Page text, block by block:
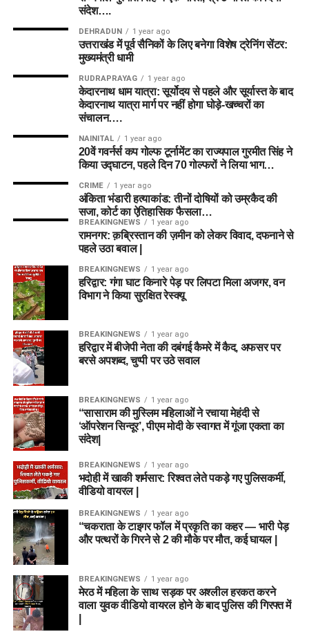
संदेश….
DEHRADUN 1 year ago
उत्तराखंड में पूर्व सैनिकों के लिए बनेगा विशेष ट्रेनिंग सेंटर:
मुख्यमंत्री धामी
RUDRAPRAYAG 1 year ago
केदारनाथ धाम यात्रा: सूर्योदय से पहले और सूर्यास्त के बाद
केदारनाथ यात्रा मार्ग पर नहीं होगा घोड़े-खच्चरों का
संचालन….
NAINITAL 1 year ago
20वें गवर्नर्स कप गोल्फ टूर्नामेंट का राज्यपाल गुरमीत सिंह ने
किया उद्घाटन, पहले दिन 70 गोल्फरों ने लिया भाग…
CRIME 1 year ago
अंकिता भंडारी हत्याकांड: तीनों दोषियों को उम्रकैद की
सजा, कोर्ट का ऐतिहासिक फैसला…
BREAKINGNEWS 1 year ago
रामनगर: क़ब्रिस्तान की ज़मीन को लेकर विवाद, दफनाने से
पहले उठा बवाल |
BREAKINGNEWS 1 year ago
हरिद्वार: गंगा घाट किनारे पेड़ पर लिपटा मिला अजगर, वन
विभाग ने किया सुरक्षित रेस्क्यू
BREAKINGNEWS 1 year ago
हरिद्वार में बीजेपी नेता की दबंगई कैमरे में कैद, अफसर पर
बरसे अपशब्द, चुप्पी पर उठे सवाल
BREAKINGNEWS 1 year ago
“सासाराम की मुस्लिम महिलाओं ने रचाया मेहंदी से
‘ऑपरेशन सिन्दूर’, पीएम मोदी के स्वागत में गूंजा एकता का
संदेश|
BREAKINGNEWS 1 year ago
भदोही में खाकी शर्मसार: रिश्वत लेते पकड़े गए पुलिसकर्मी,
वीडियो वायरल |
BREAKINGNEWS 1 year ago
“चकराता के टाइगर फॉल में प्रकृति का कहर — भारी पेड़
और पत्थरों के गिरने से 2 की मौके पर मौत, कई घायल |
BREAKINGNEWS 1 year ago
मेरठ में महिला के साथ सड़क पर अश्लील हरकत करने
वाला युवक वीडियो वायरल होने के बाद पुलिस की गिरफ्त में